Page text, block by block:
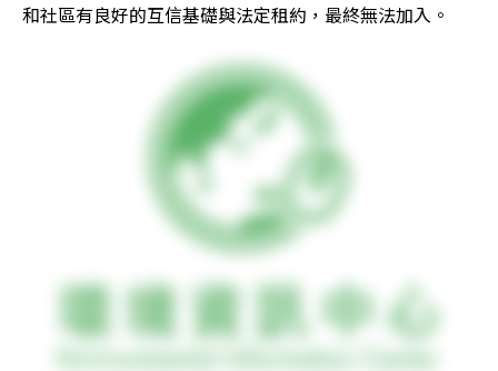
和社區有良好的互信基礎與法定租約，最終無法加入。